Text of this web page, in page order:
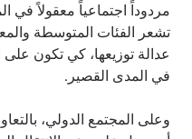
مردوداً اجتماعياً معقولاً
تشعر الفئات المتوسطة
عدالة توزيعها، كي تكون
في المدى القصير.
وعلى المجتمع الدولي،